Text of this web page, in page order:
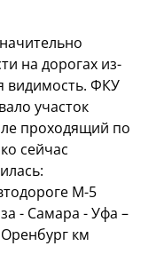
на дорогах из-
видимость. ФКУ
участок
проходящий по
сейчас
М-5
- Самара - Уфа –
км